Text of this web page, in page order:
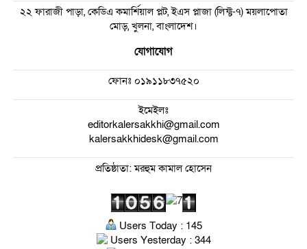
২২ ফারাজী পাড়া, কেডিএ কমার্শিয়াল প্লট, ইএস প্লাজা (লিফ্ট-৭) ময়লাপোতা
মোড়, খুলনা, বাংলাদেশ।
যোগাযোগ
ফোনঃ০১৯১১৮৩৭৫২০
ইমেইলঃ
editorkalersakkhi@gmail.com
kalersakkhidesk@gmail.com
প্রতিষ্ঠাতা: মরহুম কামাল হোসেন
Users Today : 145
Users Yesterday : 344